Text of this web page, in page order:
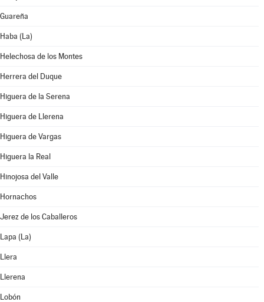
Guareña
Haba (La)
Helechosa de los Montes
Herrera del Duque
Higuera de la Serena
Higuera de Llerena
Higuera de Vargas
Higuera la Real
Hinojosa del Valle
Hornachos
Jerez de los Caballeros
Lapa (La)
Llera
Llerena
Lobón